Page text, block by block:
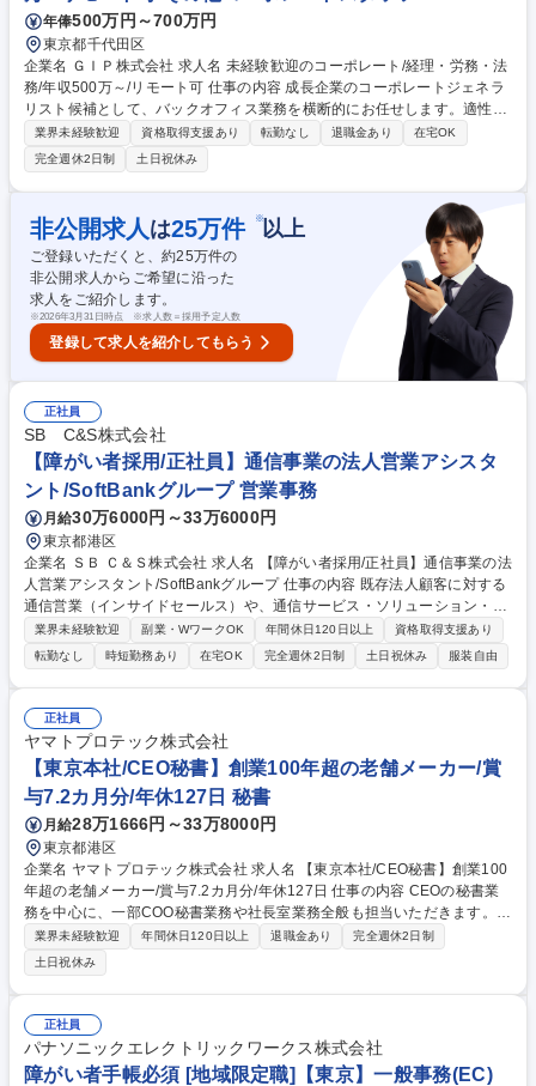
年俸500万円～700万円
東京都千代田区
企業名 ＧＩＰ株式会社 求人名 未経験歓迎のコーポレート/経理・労務・法
務/年収500万～/リモート可 仕事の内容 成長企業のコーポレートジェネラ
リスト候補として、バックオフィス業務を横断的にお任せします。適性に
合わせて、経理、総務、労務、法務などの基礎実務からスタートし、徐々
に領域を広げていただきます。 先輩のサポートのもと、以下の業務を少し
ずつキャッチアップします。 (1)経理・総務：経費精算、仕訳入力、契約
書管理、社内イベント運営 (2)労務・法務：入退社手続きサポート、勤怠
管理、法務チェック依頼対応 (3)プロジェクト：2026年冬想定のオフィス
移転、IPO準備に伴う対応 ★外部の税理士・社労士・弁護士とも連携しな
がら、専門知識をイチから網羅できる育成枠です。 募集職種 未経験歓迎
のコーポレート/経理・労務・法務/年収500万～/リモート可
業界未経験歓迎 資格取得支援あり 転勤なし 退職金あり
在宅OK
完全週休2日制
土日祝休み
非公開求人 は25万件 ※以上
ご登録いただくと、約25万件の
非公開求人からご希望に沿った
求人をご紹介します。
※2026年3月31日時点 ※求人数＝採用予定人数
登録して求人を紹介してもらう
正社員
SB C&S株式会社
【障がい者採用/正社員】通信事業の法人営業アシスタ
ント/SoftBankグループ 営業事務
月給30万6000円～33万6000円
東京都港区
企業名 ＳＢ Ｃ＆Ｓ株式会社 求人名 【障がい者採用/正社員】通信事業の法
人営業アシスタント/SoftBankグループ 仕事の内容 既存法人顧客に対する
通信営業（インサイドセールス）や、通信サービス・ソリューション・ク
ラウドサービスの提供支援をお任せいたします、 既存顧客数拡大に伴い、
インサイドセールスの活動量・対応数の最大化に向けた取り組みを目的と
しています。 ■書類作成/チェック（見積書・申込書作成/確認）、システ
ム登録、メール対応 （代理店・エンドユーザー）、発注手配や特価申請、
営業担当者からの依頼業務 ※納品連絡、問い合わせ対応、後続処理、デー
タ抽出等 募集職種 【障がい者採用/正社員】通信事業の法人営業アシスタ
ント/SoftBankグループ
業界未経験歓迎 副業・WワークOK 年間休日120日以上
資格取得支援あり
転勤なし
時短勤務あり 在宅OK 完全週休2日制 土日祝休み 服装自由
正社員
ヤマトプロテック株式会社
【東京本社/CEO秘書】創業100年超の老舗メーカー/賞
与7.2カ月分/年休127日 秘書
月給28万1666円～33万8000円
東京都港区
企業名 ヤマトプロテック株式会社 求人名 【東京本社/CEO秘書】創業100
年超の老舗メーカー/賞与7.2カ月分/年休127日 仕事の内容 CEOの秘書業
務を中心に、一部COO秘書業務や社長室業務全般も担当いただきます。
（変更の範囲：変更無） 【詳細】■CEOのスケジュール調整・管理 ■COO
のスケジュール管理補助■挨拶状/礼状作成 ■来客対応・電話応対、社内外
の連絡調整 ■文書・資料作成、ファイリング管理 ■出張手配・旅程調整
（飛行機/新幹線/車など） ■名刺管理、中元歳暮手配、手土産選定 ■その他
社長室業務全般 ★下記の備考欄に魅力や制度・福利厚生の詳細を記載して
おります。★ 募集職種 【東京本社/CEO秘書】創業100年超の老舗メーカ
ー/賞与7.2カ月分/年休127日
業界未経験歓迎 年間休日120日以上 退職金あり
完全週休2日制
土日祝休み
正社員
パナソニックエレクトリックワークス株式会社
障がい者手帳必須 [地域限定職]【東京】一般事務(EC)